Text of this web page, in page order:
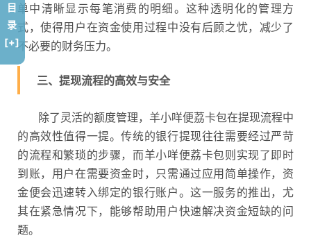
单中清晰显示每笔消费的明细。这种透明化的管理方
式，使得用户在资金使用过程中没有后顾之忧，减少了
不必要的财务压力。
三、提现流程的高效与安全
除了灵活的额度管理，羊小咩便荔卡包在提现流程中
的高效性值得一提。传统的银行提现往往需要经过严苛
的流程和繁琐的步骤，而羊小咩便荔卡包则实现了即时
到账，用户在需要资金时，只需通过应用简单操作，资
金便会迅速转入绑定的银行账户。这一服务的推出，尤
其在紧急情况下，能够帮助用户快速解决资金短缺的问
题。
目
录
[+]